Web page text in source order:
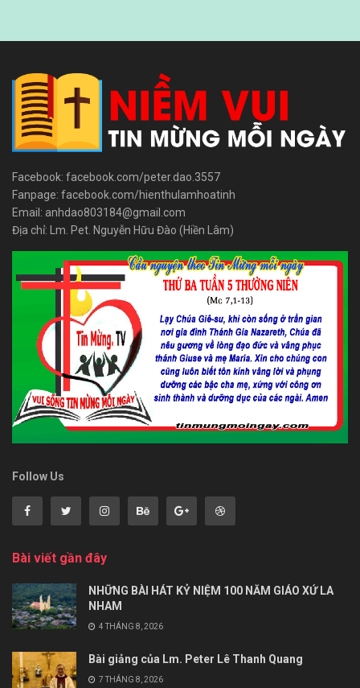
Facebook: facebook.com/peter.dao.3557
Fanpage: facebook.com/hienthulamhoatinh
Email: anhdao803184@gmail.com
Địa chỉ: Lm. Pet. Nguyễn Hữu Đào (Hiền Lâm)
Follow Us
Bài viết gần đây
NHỮNG BÀI HÁT KỶ NIỆM 100 NĂM GIÁO XỨ LA
NHAM
4 THÁNG 8, 2026
Bài giảng của Lm. Peter Lê Thanh Quang
7 THÁNG 8, 2026